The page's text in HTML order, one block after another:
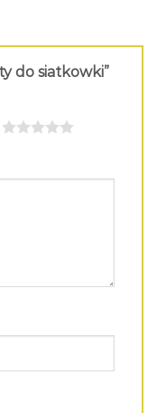
do siatkowki”